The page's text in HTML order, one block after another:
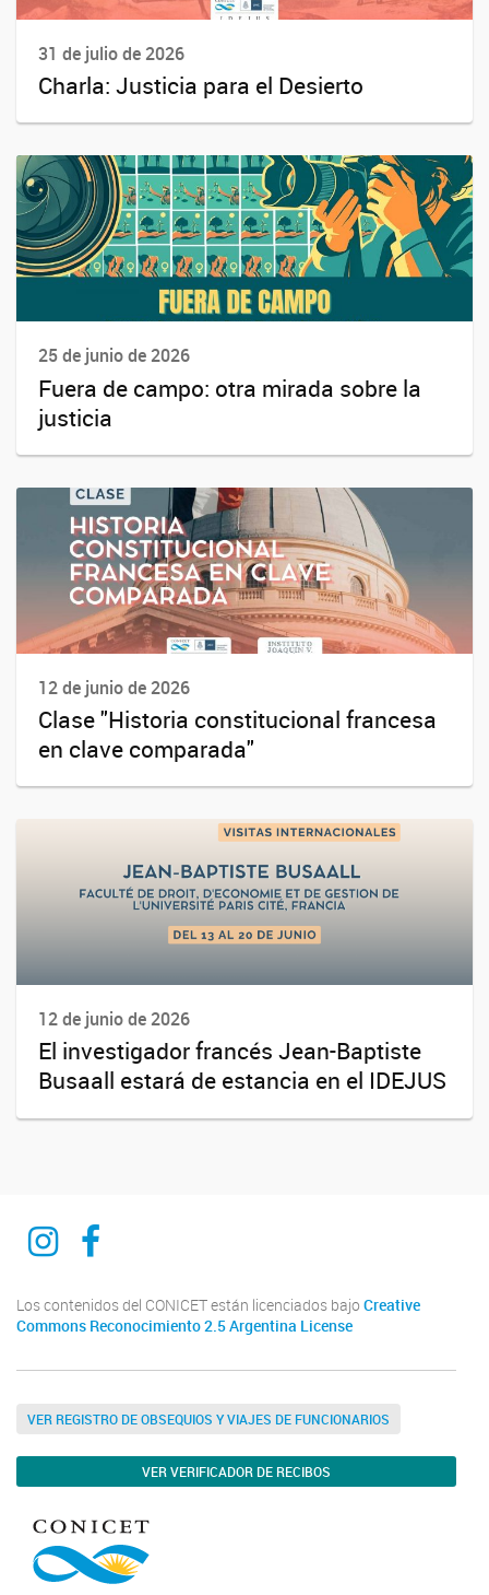
31 de julio de 2026
Charla: Justicia para el Desierto
25 de junio de 2026
Fuera de campo: otra mirada sobre la
justicia
12 de junio de 2026
Clase "Historia constitucional francesa
en clave comparada"
12 de junio de 2026
El investigador francés Jean-Baptiste
Busaall estará de estancia en el IDEJUS
Ciencia del derecho y del revesCiencia del derecho y del reves
Los contenidos del CONICET están licenciados bajo Creative
Commons Reconocimiento 2.5 Argentina License
VER REGISTRO DE OBSEQUIOS Y VIAJES DE FUNCIONARIOS
VER VERIFICADOR DE RECIBOS